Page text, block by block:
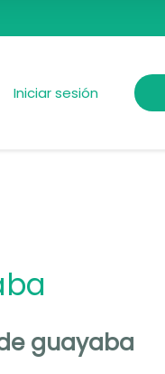
Iniciar sesión
guayaba